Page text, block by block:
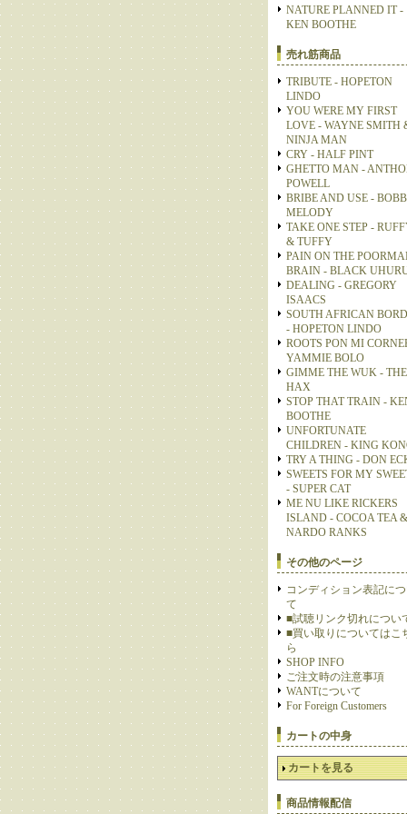
NATURE PLANNED IT -
KEN BOOTHE
売れ筋商品
TRIBUTE - HOPETON
LINDO
YOU WERE MY FIRST
LOVE - WAYNE SMITH
NINJA MAN
CRY - HALF PINT
GHETTO MAN -
POWELL
BRIBE AND USE -
MELODY
TAKE ONE STEP -
& TUFFY
PAIN ON THE
BRAIN - BLACK
DEALING - GREGORY
ISAACS
SOUTH AFRICAN
- HOPETON LINDO
ROOTS PON MI
YAMMIE BOLO
GIMME THE WUK - THE
HAX
STOP THAT TRAIN -
BOOTHE
UNFORTUNATE
CHILDREN - KING
TRY A THING - DON
SWEETS FOR MY
- SUPER CAT
ME NU LIKE RICKERS
ISLAND - COCOA TEA &
NARDO RANKS
その他のページ
コンディション表記に
て
■試聴リンク切れについ
■買い取りについてはこ
ら
SHOP INFO
ご注文時の注意事項
WANTについて
For Foreign Customers
カートの中身
カートを見る
商品情報配信